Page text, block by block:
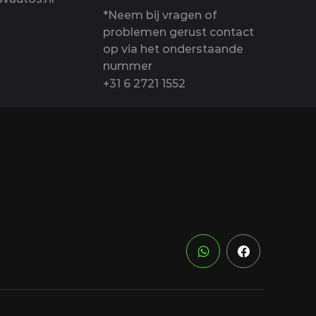
*Neem bij vragen of
problemen gerust contact
op via het onderstaande
nummer
+31 6 2721 1552